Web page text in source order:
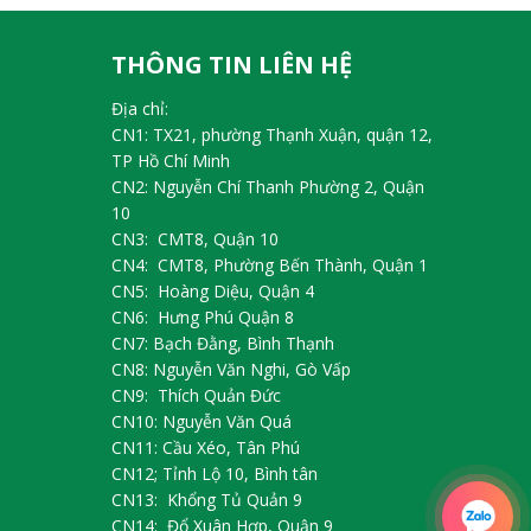
THÔNG TIN LIÊN HỆ
Địa chỉ:
CN1: TX21, phường Thạnh Xuận, quận 12,
TP Hồ Chí Minh
CN2: Nguyễn Chí Thanh Phường 2, Quận
10
CN3: CMT8, Quận 10
CN4: CMT8, Phường Bến Thành, Quận 1
CN5: Hoàng Diệu, Quận 4
CN6: Hưng Phú Quận 8
CN7: Bạch Đằng, Bình Thạnh
CN8: Nguyễn Văn Nghi, Gò Vấp
CN9: Thích Quản Đức
CN10: Nguyễn Văn Quá
CN11: Cầu Xéo, Tân Phú
CN12; Tỉnh Lộ 10, Bình tân
CN13: Khổng Tủ Quản 9
CN14: Đổ Xuân Hợp, Quận 9